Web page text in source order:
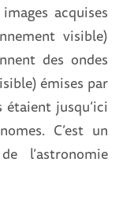
acquises
visible)
des ondes
émises par
jusqu’ici
C’est un
l’astronomie